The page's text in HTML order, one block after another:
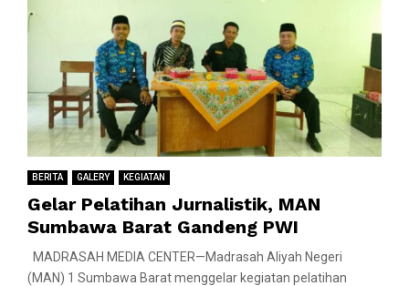
BERITA GALERY KEGIATAN
Gelar Pelatihan Jurnalistik, MAN
Sumbawa Barat Gandeng PWI
MADRASAH MEDIA CENTER—Madrasah Aliyah Negeri
(MAN) 1 Sumbawa Barat menggelar kegiatan pelatihan